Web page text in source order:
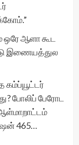
ஆளா கூட
இணையத்துல
போலிப் பேரோட
465…